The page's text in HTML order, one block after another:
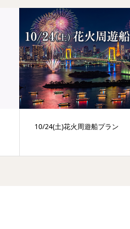
10/24(土)花火周遊船プラン